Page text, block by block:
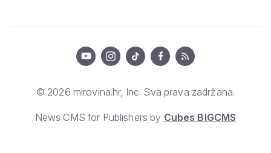
© 2026 mirovina.hr, Inc. Sva prava zadržana.
News CMS for Publishers by Cubes BIGCMS